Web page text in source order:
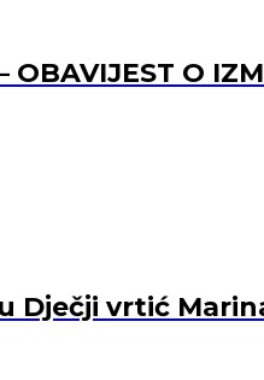
OBAVIJEST O
Dječji vrtić